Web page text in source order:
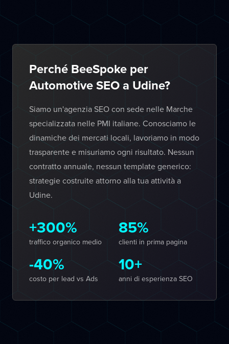
Perché BeeSpoke per
Automotive SEO a Udine?
Siamo un'agenzia SEO con sede nelle Marche
specializzata nelle PMI italiane. Conosciamo le
dinamiche dei mercati locali, lavoriamo in modo
trasparente e misuriamo ogni risultato. Nessun
contratto annuale, nessun template generico:
strategie costruite attorno alla tua attività a
Udine.
+300%
traffico organico medio
85%
clienti in prima pagina
-40%
costo per lead vs Ads
10+
anni di esperienza SEO